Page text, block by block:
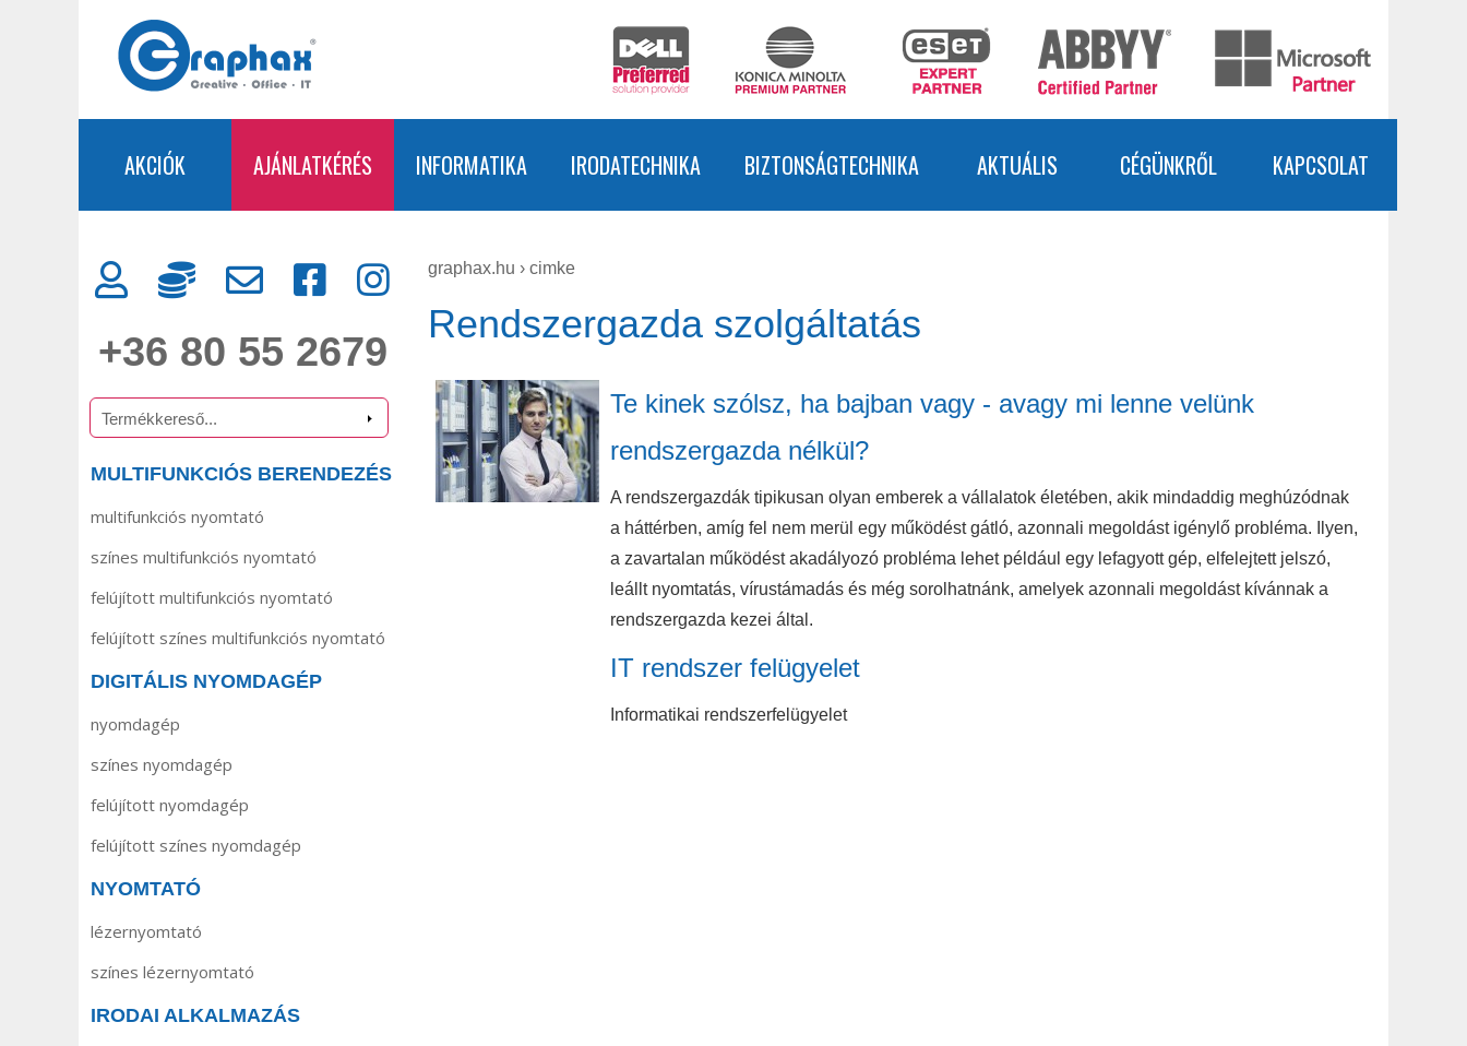
AKCIÓK AJÁNLATKÉRÉS INFORMATIKA IRODATECHNIKA BIZTONSÁGTECHNIKA AKTUÁLIS CÉGÜNKRŐL KAPCSOLAT
+36 80 55 2679
MULTIFUNKCIÓS BERENDEZÉS
multifunkciós nyomtató
színes multifunkciós nyomtató
felújított multifunkciós nyomtató
felújított színes multifunkciós nyomtató
DIGITÁLIS NYOMDAGÉP
nyomdagép
színes nyomdagép
felújított nyomdagép
felújított színes nyomdagép
NYOMTATÓ
lézernyomtató
színes lézernyomtató
IRODAI ALKALMAZÁS
graphax.hu › cimke
Rendszergazda szolgáltatás
Te kinek szólsz, ha bajban vagy - avagy mi lenne velünk
rendszergazda nélkül?
A rendszergazdák tipikusan olyan emberek a vállalatok életében, akik mindaddig meghúzódnak
a háttérben, amíg fel nem merül egy működést gátló, azonnali megoldást igénylő probléma. Ilyen,
a zavartalan működést akadályozó probléma lehet például egy lefagyott gép, elfelejtett jelszó,
leállt nyomtatás, vírustámadás és még sorolhatnánk, amelyek azonnali megoldást kívánnak a
rendszergazda kezei által.
IT rendszer felügyelet
Informatikai rendszerfelügyelet